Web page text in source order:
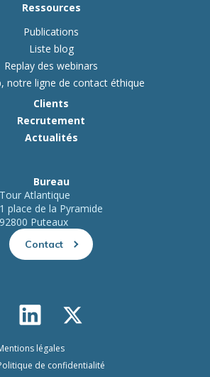
Ressources
Publications
Liste blog
Replay des webinars
notre ligne de contact éthique
Clients
Recrutement
Actualités
Bureau
Tour Atlantique
1 place de la Pyramide
92800 Puteaux
Contact
légales
de confidentialité